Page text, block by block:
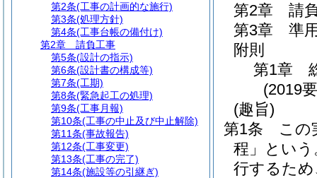
第2章
請
第3章
準
附則
第1章
(2019
(趣旨)
第1条
この
程」という
行するた
第2条(工事の計画的な施行)
第3条(処理方針)
第4条(工事台帳の備付け)
第2章
請負工事
第5条(設計の指示)
第6条(設計書の構成等)
第7条(工期)
第8条(緊急起工の処理)
第9条(工事月報)
第10条(工事の中止及び中止解除)
第11条(事故報告)
第12条(工事変更)
第13条(工事の完了)
第14条(施設等の引継ぎ)